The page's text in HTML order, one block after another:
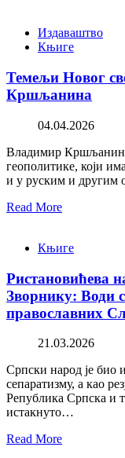
Издаваштво
Књиге
Темељи Новог
Кршљанина
04.04.2026
Владимир Кршљанин
геополитике, који
и у руским и другим
Read More
Књиге
Ристановићева
Зворнику: Води
православних
21.03.2026
Српски народ је био
сепаратизму, а као
Република Српска и
истакнуто…
Read More